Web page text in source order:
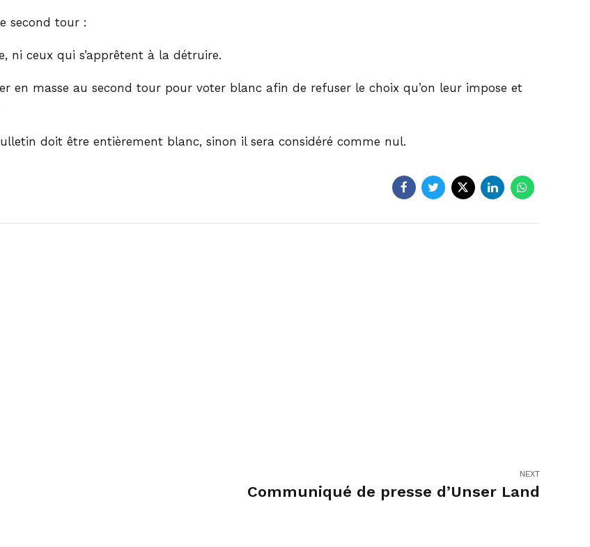
second tour :
ni ceux qui s’apprêtent à la détruire.
en masse au second tour pour voter blanc afin de refuser le choix qu’on leur impose et
doit être entièrement blanc, sinon il sera considéré comme nul.
NEXT
Communiqué de presse d’Unser Land